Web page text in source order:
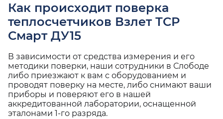
Как происходит поверка
теплосчетчиков Взлет ТСР
Смарт ДУ15
В зависимости от средства измерения и его
методики поверки, наши сотрудники в Слободе
либо приезжают к вам с оборудованием и
проводят поверку на месте, либо снимают ваши
приборы и поверяют его в нашей
аккредитованной лаборатории, оснащенной
эталонами 1-го разряда.